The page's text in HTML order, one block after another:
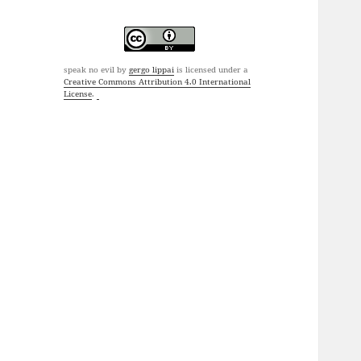
speak no evil bygergo lippai is licensed under a
Creative Commons Attribution 4.0 International
License.